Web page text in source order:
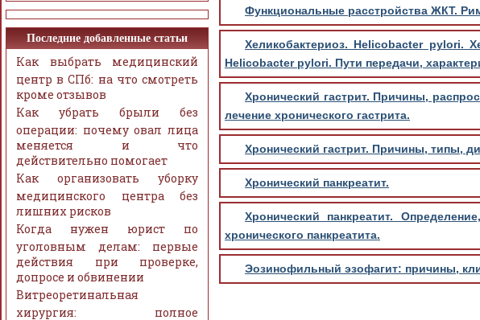
Функциональные расстройства ЖКТ.
Хеликобактериоз. Helicobacter pylori.
Helicobacter pylori. Пути передачи,
Хронический гастрит. Причины,
лечение хронического гастрита.
Хронический гастрит. Причины, типы,
Хронический панкреатит.
Хронический панкреатит.
хронического панкреатита.
Эозинофильный эзофагит: причины,
Последние добавленные статьи
Как выбрать медицинский
центр в СПб: на что смотреть
кроме отзывов
Как убрать брыли без
операции: почему овал лица
меняется и что
действительно помогает
Как организовать уборку
медицинского центра без
лишних рисков
Когда нужен юрист по
уголовным делам: первые
действия при проверке,
допросе и обвинении
Витреоретинальная
хирургия: полное